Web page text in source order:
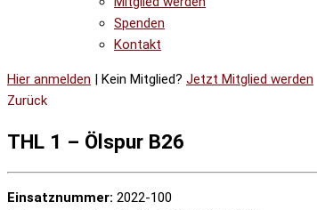
Spenden
Kontakt
Hier anmelden | Kein Mitglied? Jetzt Mitglied werden
Zurück
THL 1 – Ölspur B26
Einsatznummer: 2022-100